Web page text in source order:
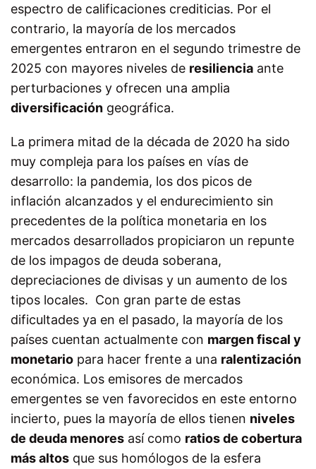
espectro de calificaciones crediticias. Por el
contrario, la mayoría de los mercados
emergentes entraron en el segundo trimestre de
2025 con mayores niveles de resiliencia ante
perturbaciones y ofrecen una amplia
diversificación geográfica.
La primera mitad de la década de 2020 ha sido
muy compleja para los países en vías de
desarrollo: la pandemia, los dos picos de
inflación alcanzados y el endurecimiento sin
precedentes de la política monetaria en los
mercados desarrollados propiciaron un repunte
de los impagos de deuda soberana,
depreciaciones de divisas y un aumento de los
tipos locales. Con gran parte de estas
dificultades ya en el pasado, la mayoría de los
países cuentan actualmente con margen fiscal y
monetario para hacer frente a una ralentización
económica. Los emisores de mercados
emergentes se ven favorecidos en este entorno
incierto, pues la mayoría de ellos tienen niveles
de deuda menores así como ratios de cobertura
más altos que sus homólogos de la esfera